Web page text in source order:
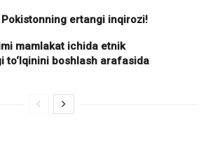
ertangi inqirozi!
mamlakat ichida etnik
to‘lqinini boshlash arafasida